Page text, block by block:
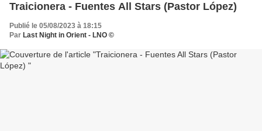
Traicionera - Fuentes All Stars (Pastor López)
Publié le 05/08/2023 à 18:15
Par Last Night in Orient - LNO ©